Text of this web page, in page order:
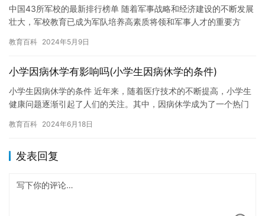
中国43所军校的最新排行榜单 随着军事战略和经济建设的不断发展
壮大，军校教育已成为军队培养高素质将领和军事人才的重要方
以…
教育百科 2024年5月9日
小学因病休学有影响吗(小学生因病休学的条件)
小学生因病休学的条件 近年来，随着医疗技术的不断提高，小学生
健康问题逐渐引起了人们的关注。其中，因病休学成为了一个热门
答。…
教育百科 2024年6月18日
发表回复